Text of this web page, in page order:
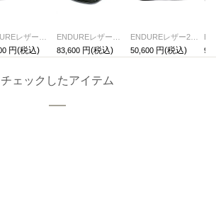
83,600
ENDUREレザー2WayドラムバッグショルダーバッグS-ブラック
50,600
チェックしたアイテム